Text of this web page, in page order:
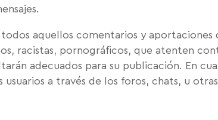
aquellos comentarios y
racistas, pornográficos, que atenten
adecuados para su publicación. En
usuarios a través de los foros, chats, u